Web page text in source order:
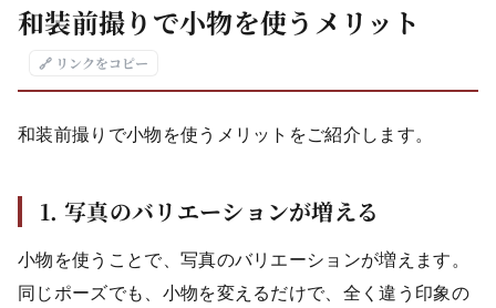
和装前撮りで小物を使うメリット
🔗 リンクをコピー
和装前撮りで小物を使うメリットをご紹介します。
1. 写真のバリエーションが増える
小物を使うことで、写真のバリエーションが増えます。
同じポーズでも、小物を変えるだけで、全く違う印象の